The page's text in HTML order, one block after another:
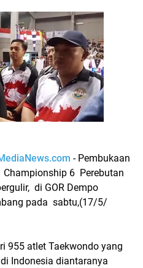
- Pembukaan
6 Perebutan
di GOR Dempo
pada sabtu,(17/5/
955 atlet Taekwondo yang
Indonesia diantaranya